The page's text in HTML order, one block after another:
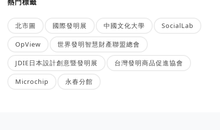
熱門標籤
北市圖 國際發明展 中國文化大學 SocialLab
OpView 世界發明智慧財產聯盟總會
JDIE日本設計創意暨發明展 台灣發明商品促進協會
Microchip 永春分館